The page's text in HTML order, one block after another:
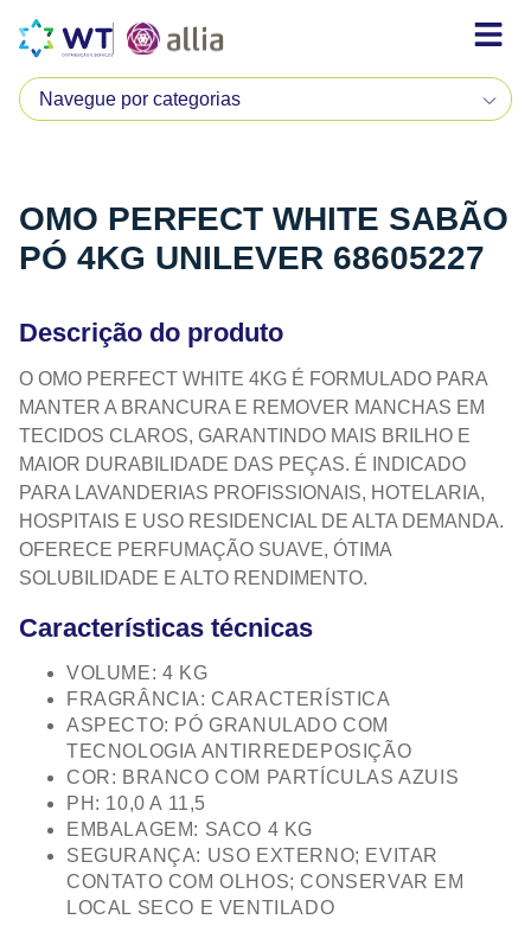
OMO PERFECT WHITE SABÃO
PÓ 4KG UNILEVER 68605227
Descrição do produto
O OMO PERFECT WHITE 4KG É FORMULADO PARA
MANTER A BRANCURA E REMOVER MANCHAS EM
TECIDOS CLAROS, GARANTINDO MAIS BRILHO E
MAIOR DURABILIDADE DAS PEÇAS. É INDICADO
PARA LAVANDERIAS PROFISSIONAIS, HOTELARIA,
HOSPITAIS E USO RESIDENCIAL DE ALTA DEMANDA.
OFERECE PERFUMAÇÃO SUAVE, ÓTIMA
SOLUBILIDADE E ALTO RENDIMENTO.
Características técnicas
VOLUME: 4 KG
FRAGRÂNCIA: CARACTERÍSTICA
ASPECTO: PÓ GRANULADO COM
TECNOLOGIA ANTIRREDEPOSIÇÃO
COR: BRANCO COM PARTÍCULAS AZUIS
PH: 10,0 A 11,5
EMBALAGEM: SACO 4 KG
SEGURANÇA: USO EXTERNO; EVITAR
CONTATO COM OLHOS; CONSERVAR EM
LOCAL SECO E VENTILADO